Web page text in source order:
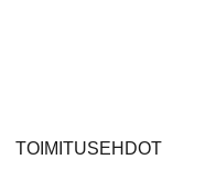
TOIMITUSEHDOT